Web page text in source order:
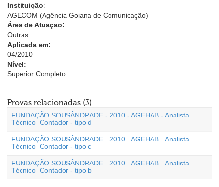
Instituição:
AGECOM (Agência Goiana de Comunicação)
Área de Atuação:
Outras
Aplicada em:
04/2010
Nível:
Superior Completo
Provas relacionadas (3)
FUNDAÇÃO SOUSÂNDRADE - 2010 - AGEHAB - Analista
Técnico  Contador - tipo d
FUNDAÇÃO SOUSÂNDRADE - 2010 - AGEHAB - Analista
Técnico  Contador - tipo c
FUNDAÇÃO SOUSÂNDRADE - 2010 - AGEHAB - Analista
Técnico  Contador - tipo b